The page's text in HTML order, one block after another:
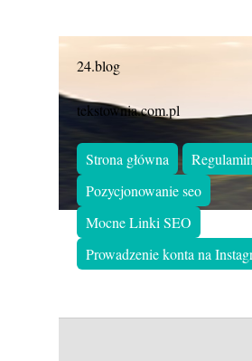
24.blog
tekstownia.com.pl
Strona główna Regulamin
Pozycjonowanie seo
Mocne Linki SEO
Prowadzenie konta na